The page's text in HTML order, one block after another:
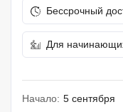
Бессрочный
Для
Начало: 5 сентября